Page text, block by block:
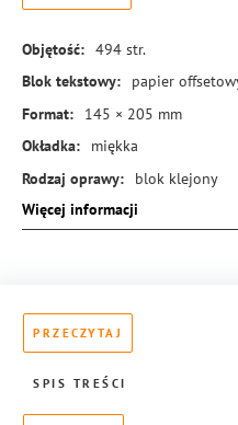
Objętość: 494 str.
Blok tekstowy:
papier
Format:
145 × 205 mm
Okładka:
miękka
Rodzaj oprawy:
blok klejony
ISBN:
978-83-8455-363-3
Więcej informacji
PRZECZYTAJ
SPIS TREŚCI